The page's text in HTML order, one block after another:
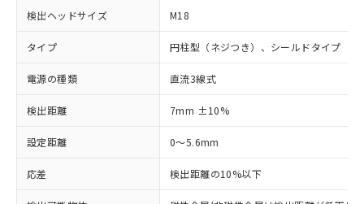
検出ヘッドサイズ M18
タイプ 円柱型（ネジつき）、シールドタイプ
電源の種類 直流3線式
検出距離 7mm ±10%
設定距離 0～5.6mm
応差 検出距離の10%以下